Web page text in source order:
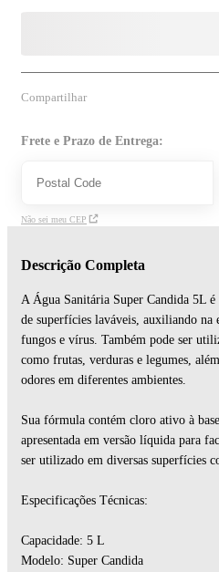
Compartilhar
Frete e Prazo de Entrega:
Não sei meu CEP
Descrição Completa
A Água Sanitária Super Candida 5L
de superfícies laváveis, auxiliando na
fungos e vírus. Também pode ser
como frutas, verduras e legumes,
odores em diferentes ambientes.
Sua fórmula contém cloro ativo à
apresentada em versão líquida para
ser utilizado em diversas superfícies
Especificações Técnicas:
Capacidade: 5 L
Modelo: Super Candida